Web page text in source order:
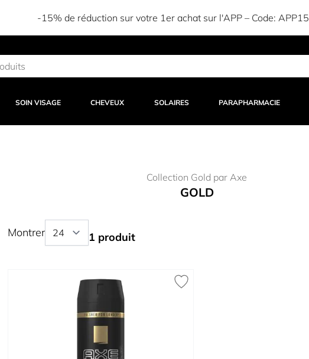
-15% de réduction sur votre 1er achat sur l'APP – Code: APP15
SOIN VISAGE CHEVEUX SOLAIRES PARAPHARMACIE
Collection Gold par Axe
GOLD
Montrer 1 produit